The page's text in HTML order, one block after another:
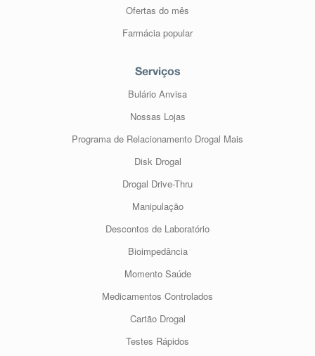
Ofertas do mês
Farmácia popular
Serviços
Bulário Anvisa
Nossas Lojas
Programa de Relacionamento Drogal Mais
Disk Drogal
Drogal Drive-Thru
Manipulação
Descontos de Laboratório
Bioimpedância
Momento Saúde
Medicamentos Controlados
Cartão Drogal
Testes Rápidos